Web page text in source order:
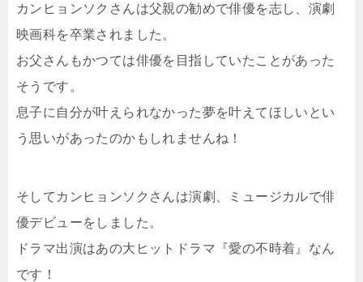
カンヒョンソクさんは父親の勧めで俳優を志し、演劇
映画科を卒業されました。
お父さんもかつては俳優を目指していたことがあった
そうです。
息子に自分が叶えられなかった夢を叶えてほしいとい
う思いがあったのかもしれませんね！
そしてカンヒョンソクさんは演劇、ミュージカルで俳
優デビューをしました。
ドラマ出演はあの大ヒットドラマ『愛の不時着』なん
です！